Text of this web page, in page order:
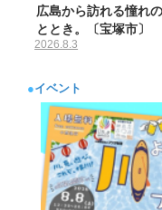
広島から訪れる憧れ
ととき。〔宝塚市〕
2026.8.3
●イベント